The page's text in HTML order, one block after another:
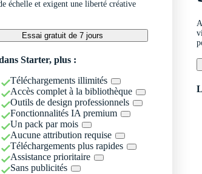
échelle et exigent une liberté créative
Essai gratuit de 7 jours
Starter, plus :
Téléchargements illimités
Accès complet à la bibliothèque
Outils de design professionnels
Fonctionnalités IA premium
Un pack par mois
Aucune attribution requise
Téléchargements plus rapides
Assistance prioritaire
Sans publicités